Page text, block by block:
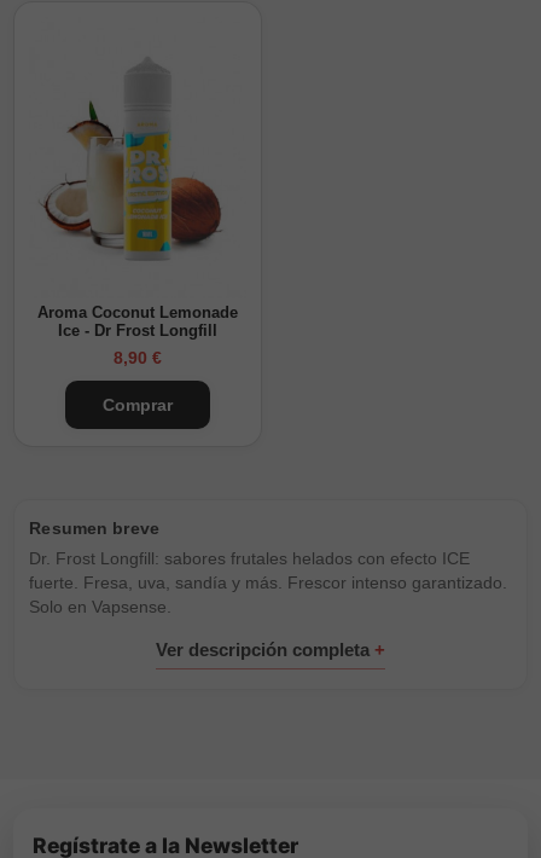
Aroma Coconut Lemonade
Ice - Dr Frost Longfill
8,90 €
Comprar
Dr. Frost Longfill: sabores frutales helados con efecto ICE
fuerte. Fresa, uva, sandía y más. Frescor intenso garantizado.
Solo en Vapsense.
Regístrate a la Newsletter